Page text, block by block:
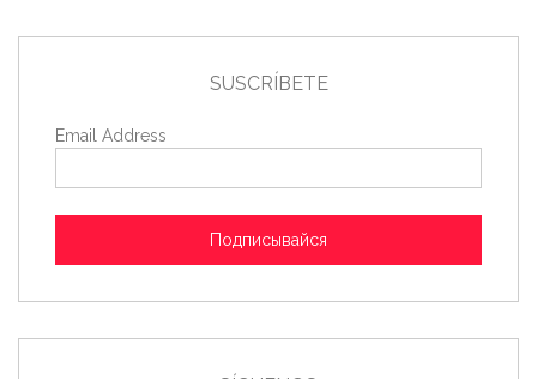
SUSCRÍBETE
Email Address
Подписывайся